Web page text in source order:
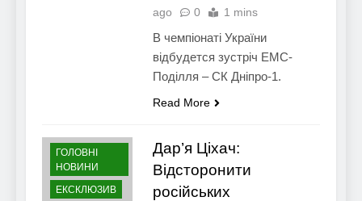
ago
0 1 mins
В чемпіонаті України
відбудется зустріч ЕМС-
Поділля – СК Дніпро-1.
Read More
ГОЛОВНІ
НОВИНИ
ЕКСКЛЮЗИВ
Дар’я Ціхач:
Відсторонити
російських